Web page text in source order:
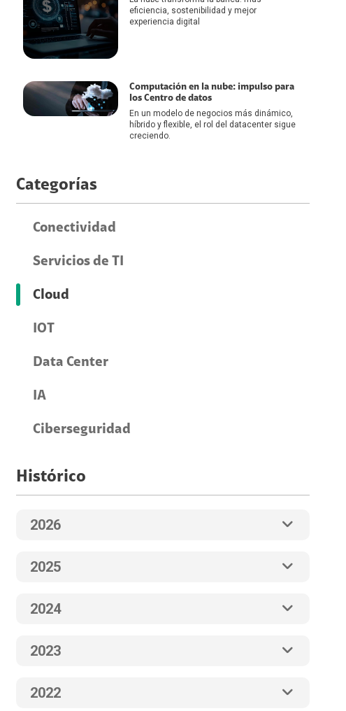
eficiencia, sostenibilidad y mejor
experiencia digital
Computación en la nube: impulso para
los Centro de datos
En un modelo de negocios más dinámico,
híbrido y flexible, el rol del datacenter sigue
creciendo.
Categorías
Conectividad
Servicios de TI
Cloud
IOT
Data Center
IA
Ciberseguridad
Histórico
2026
2025
2024
2023
2022